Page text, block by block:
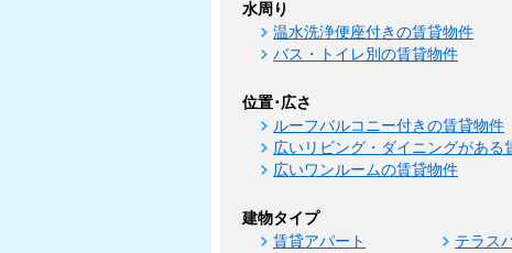
水周り
温水洗浄便座付きの賃貸物件
バス・トイレ別の賃貸物件
位置･広さ
ルーフバルコニー付きの賃貸物件
広いリビング・ダイニングがある
広いワンルームの賃貸物件
建物タイプ
賃貸アパート テラス